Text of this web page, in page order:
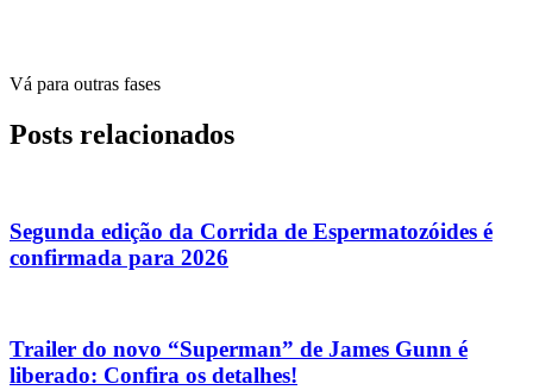
Vá para outras fases
Posts relacionados
Segunda edição da Corrida de Espermatozóides é
confirmada para 2026
Trailer do novo “Superman” de James Gunn é
liberado: Confira os detalhes!